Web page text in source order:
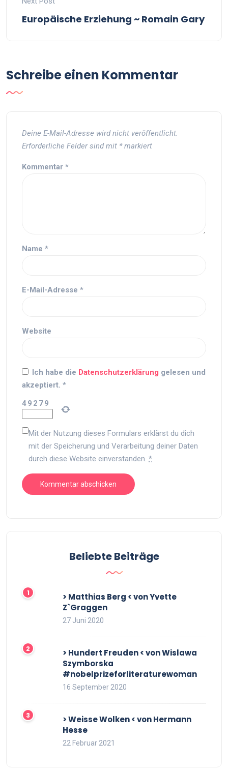
Europäische Erziehung ~ Romain Gary
Schreibe einen Kommentar
Deine E-Mail-Adresse wird nicht veröffentlicht.
Erforderliche Felder sind mit *markiert
Kommentar *
Name *
E-Mail-Adresse *
Website
Ich habe die Datenschutzerklärung gelesen und
akzeptiert. *
49 2 79
Mit der Nutzung dieses Formulars erklärst du dich
mit der Speicherung und Verarbeitung deiner Daten
durch diese Website einverstanden. *
Beliebte Beiträge
> Matthias Berg < von Yvette
Z`Graggen
27 Juni 2020
> Hundert Freuden < von Wislawa
Szymborska
#nobelprizeforliteraturewoman
16 September 2020
> Weisse Wolken < von Hermann
Hesse
22 Februar 2021